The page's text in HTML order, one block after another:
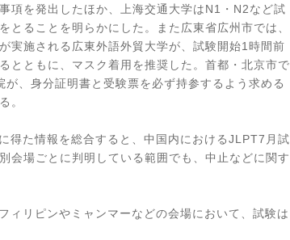
項を発出したほか、上海交通大学はN1 ・ N2など試
とることを明らかにした。また広東省広州市では、
実施される広東外語外貿大学が、試験開始1 時間前
とともに、マスク着用を推奨した。首都・北京市で
、身分証明書と受験票を必ず持参するよう求める
。
得た情報を総合すると、中国内におけるJLPT7 月試
会場ごとに判明している範囲でも、中止などに関す
ィリピンやミャンマーなどの会場において、試験は